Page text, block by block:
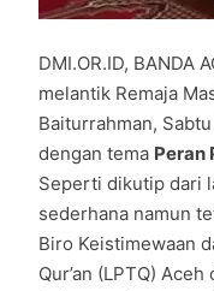
DMI.OR.ID, BANDA
melantik Remaja
Baiturrahman,
dengan tema Peran
Seperti dikutip dari
sederhana namun
Biro Keistimewaan
Qur’an (LPTQ)